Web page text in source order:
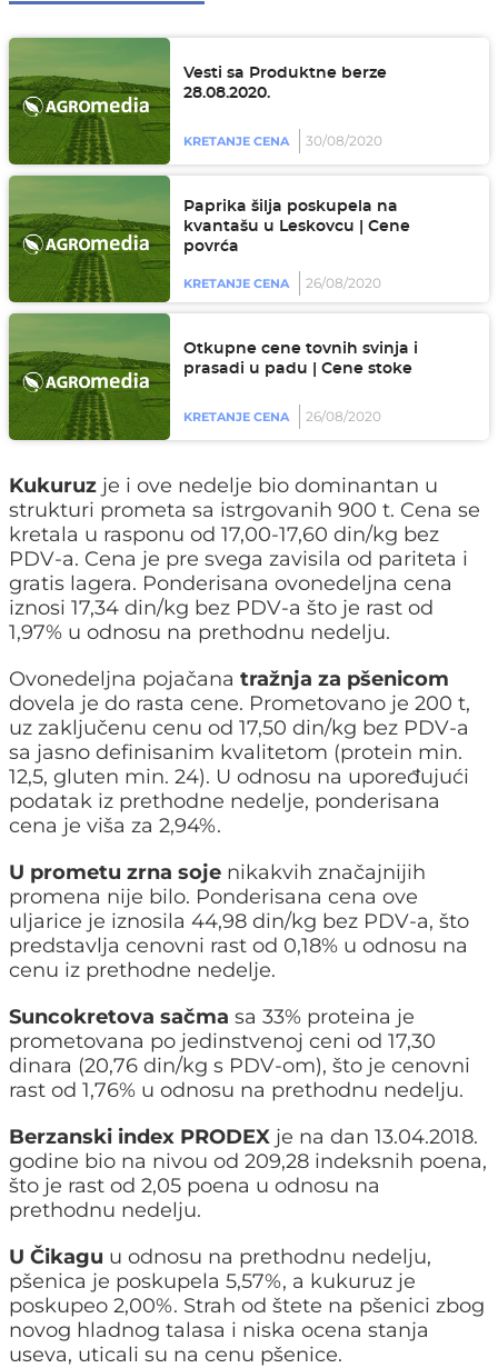
Vesti sa Produktne berze
28.08.2020.
KRETANJE CENA 30/08/2020
Paprika šilja poskupela na
kvantašu u Leskovcu | Cene
povrća
KRETANJE CENA 26/08/2020
Otkupne cene tovnih svinja i
prasadi u padu | Cene stoke
KRETANJE CENA 26/08/2020
Kukuruz je i ove nedelje bio dominantan u
strukturi prometa sa istrgovanih 900 t. Cena se
kretala u rasponu od 17,00-17,60 din/kg bez
PDV-a. Cena je pre svega zavisila od pariteta i
gratis lagera. Ponderisana ovonedeljna cena
iznosi 17,34 din/kg bez PDV-a što je rast od
1,97% u odnosu na prethodnu nedelju.
Ovonedeljna pojačana tražnja za pšenicom
dovela je do rasta cene. Prometovano je 200 t,
uz zaključenu cenu od 17,50 din/kg bez PDV-a
sa jasno definisanim kvalitetom (protein min.
12,5, gluten min. 24). U odnosu na upoređujući
podatak iz prethodne nedelje, ponderisana
cena je viša za 2,94%.
U prometu zrna soje nikakvih značajnijih
promena nije bilo. Ponderisana cena ove
uljarice je iznosila 44,98 din/kg bez PDV-a, što
predstavlja cenovni rast od 0,18% u odnosu na
cenu iz prethodne nedelje.
Suncokretova sačma sa 33% proteina je
prometovana po jedinstvenoj ceni od 17,30
dinara (20,76 din/kg s PDV-om), što je cenovni
rast od 1,76% u odnosu na prethodnu nedelju.
Berzanski index PRODEX je na dan 13.04.2018.
godine bio na nivou od 209,28 indeksnih poena,
što je rast od 2,05 poena u odnosu na
prethodnu nedelju.
U Čikagu u odnosu na prethodnu nedelju,
pšenica je poskupela 5,57%, a kukuruz je
poskupeo 2,00%. Strah od štete na pšenici zbog
novog hladnog talasa i niska ocena stanja
useva, uticali su na cenu pšenice.